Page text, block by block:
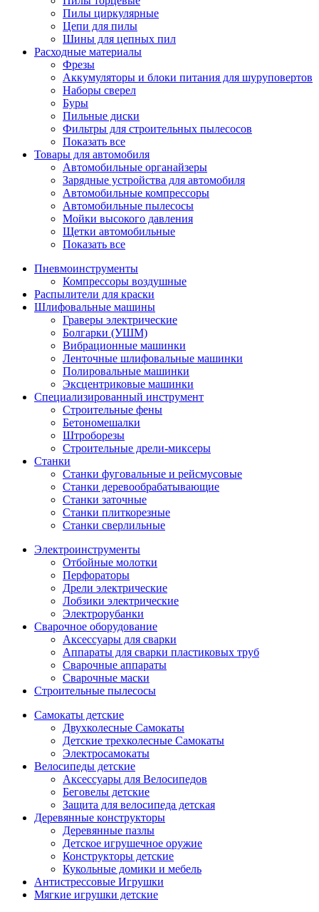
Пилы циркулярные
Цепи для пилы
Шины для цепных пил
Расходные материалы
Фрезы
Аккумуляторы и блоки питания для шуруповертов
Наборы сверел
Буры
Пильные диски
Фильтры для строительных пылесосов
Показать все
Товары для автомобиля
Автомобильные органайзеры
Зарядные устройства для автомобиля
Автомобильные компрессоры
Автомобильные пылесосы
Мойки высокого давления
Щетки автомобильные
Показать все
Пневмоинструменты
Компрессоры воздушные
Распылители для краски
Шлифовальные машины
Граверы электрические
Болгарки (УШМ)
Вибрационные машинки
Ленточные шлифовальные машинки
Полировальные машинки
Эксцентриковые машинки
Специализированный инструмент
Строительные фены
Бетономешалки
Штроборезы
Строительные дрели-миксеры
Станки
Станки фуговальные и рейсмусовые
Станки деревообрабатывающие
Станки заточные
Станки плиткорезные
Станки сверлильные
Электроинструменты
Отбойные молотки
Перфораторы
Дрели электрические
Лобзики электрические
Электрорубанки
Сварочное оборудование
Аксессуары для сварки
Аппараты для сварки пластиковых труб
Сварочные аппараты
Сварочные маски
Строительные пылесосы
Самокаты детские
Двухколесные Cамокаты
Детские трехколесные Самокаты
Электросамокаты
Велосипеды детские
Аксессуары для Велосипедов
Беговелы детские
Защита для велосипеда детская
Деревянные конструкторы
Деревянные пазлы
Детское игрушечное оружие
Конструкторы детские
Кукольные домики и мебель
Антистрессовые Игрушки
Мягкие игрушки детские